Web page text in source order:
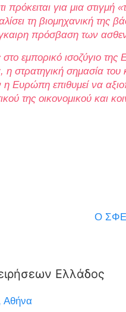
για μια
τη βιομηχανική της
πρόσβαση των
εμπορικό ισοζύγιο της
η στρατηγική σημασία
Ευρώπη επιθυμεί να
της οικονομικού και
Ο
Ελλάδος
Αθήνα